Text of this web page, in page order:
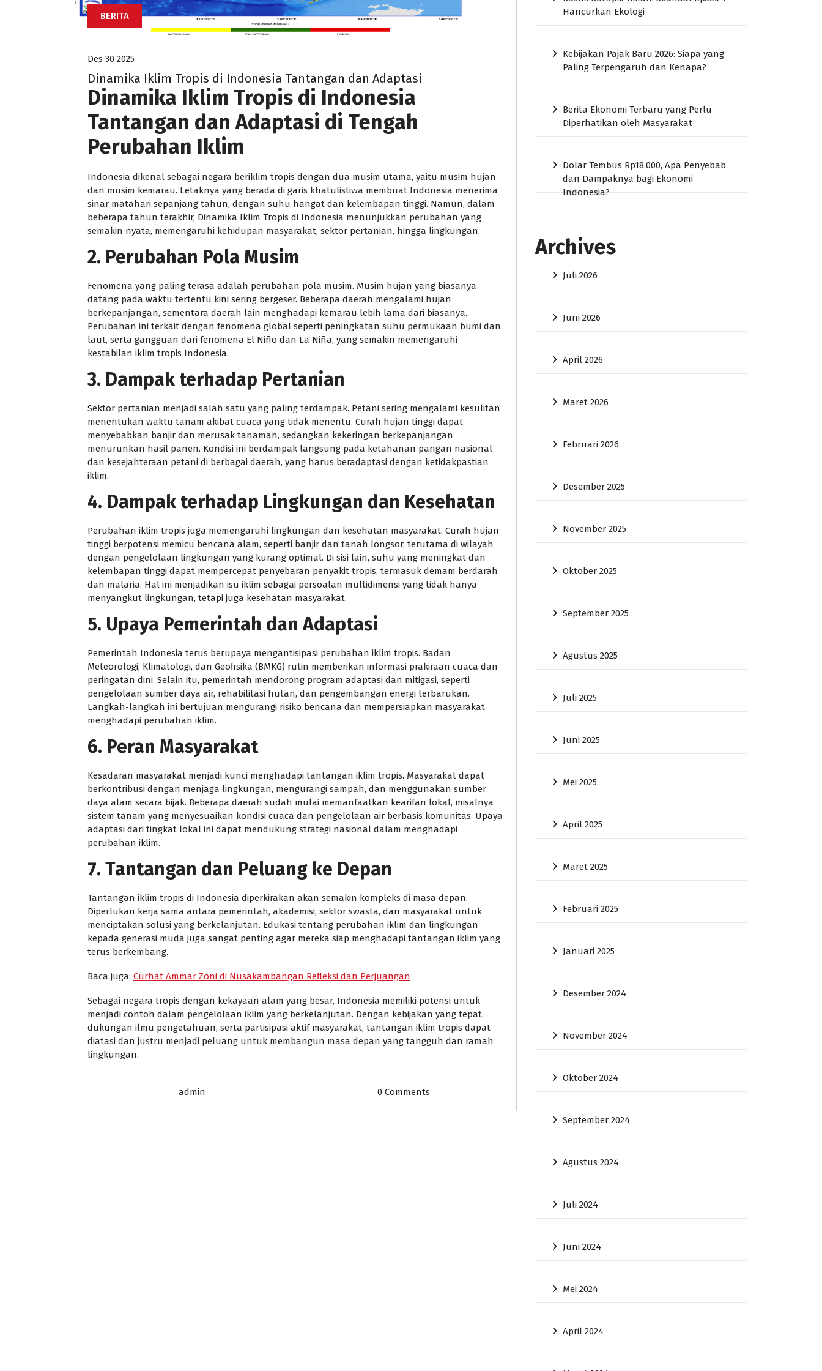
BERITA
Des 30 2025
Dinamika Iklim Tropis di Indonesia Tantangan dan Adaptasi
Dinamika Iklim Tropis di Indonesia
Tantangan dan Adaptasi di Tengah
Perubahan Iklim
Indonesia dikenal sebagai negara beriklim tropis dengan dua musim utama, yaitu musim hujan
dan musim kemarau. Letaknya yang berada di garis khatulistiwa membuat Indonesia menerima
sinar matahari sepanjang tahun, dengan suhu hangat dan kelembapan tinggi. Namun, dalam
beberapa tahun terakhir, Dinamika Iklim Tropis di Indonesia menunjukkan perubahan yang
semakin nyata, memengaruhi kehidupan masyarakat, sektor pertanian, hingga lingkungan.
2. Perubahan Pola Musim
Fenomena yang paling terasa adalah perubahan pola musim. Musim hujan yang biasanya
datang pada waktu tertentu kini sering bergeser. Beberapa daerah mengalami hujan
berkepanjangan, sementara daerah lain menghadapi kemarau lebih lama dari biasanya.
Perubahan ini terkait dengan fenomena global seperti peningkatan suhu permukaan bumi dan
laut, serta gangguan dari fenomena El Niño dan La Niña, yang semakin memengaruhi
kestabilan iklim tropis Indonesia.
3. Dampak terhadap Pertanian
Sektor pertanian menjadi salah satu yang paling terdampak. Petani sering mengalami kesulitan
menentukan waktu tanam akibat cuaca yang tidak menentu. Curah hujan tinggi dapat
menyebabkan banjir dan merusak tanaman, sedangkan kekeringan berkepanjangan
menurunkan hasil panen. Kondisi ini berdampak langsung pada ketahanan pangan nasional
dan kesejahteraan petani di berbagai daerah, yang harus beradaptasi dengan ketidakpastian
iklim.
4. Dampak terhadap Lingkungan dan Kesehatan
Perubahan iklim tropis juga memengaruhi lingkungan dan kesehatan masyarakat. Curah hujan
tinggi berpotensi memicu bencana alam, seperti banjir dan tanah longsor, terutama di wilayah
dengan pengelolaan lingkungan yang kurang optimal. Di sisi lain, suhu yang meningkat dan
kelembapan tinggi dapat mempercepat penyebaran penyakit tropis, termasuk demam berdarah
dan malaria. Hal ini menjadikan isu iklim sebagai persoalan multidimensi yang tidak hanya
menyangkut lingkungan, tetapi juga kesehatan masyarakat.
5. Upaya Pemerintah dan Adaptasi
Pemerintah Indonesia terus berupaya mengantisipasi perubahan iklim tropis. Badan
Meteorologi, Klimatologi, dan Geofisika (BMKG) rutin memberikan informasi prakiraan cuaca dan
peringatan dini. Selain itu, pemerintah mendorong program adaptasi dan mitigasi, seperti
pengelolaan sumber daya air, rehabilitasi hutan, dan pengembangan energi terbarukan.
Langkah-langkah ini bertujuan mengurangi risiko bencana dan mempersiapkan masyarakat
menghadapi perubahan iklim.
6. Peran Masyarakat
Kesadaran masyarakat menjadi kunci menghadapi tantangan iklim tropis. Masyarakat dapat
berkontribusi dengan menjaga lingkungan, mengurangi sampah, dan menggunakan sumber
daya alam secara bijak. Beberapa daerah sudah mulai memanfaatkan kearifan lokal, misalnya
sistem tanam yang menyesuaikan kondisi cuaca dan pengelolaan air berbasis komunitas. Upaya
adaptasi dari tingkat lokal ini dapat mendukung strategi nasional dalam menghadapi
perubahan iklim.
7. Tantangan dan Peluang ke Depan
Tantangan iklim tropis di Indonesia diperkirakan akan semakin kompleks di masa depan.
Diperlukan kerja sama antara pemerintah, akademisi, sektor swasta, dan masyarakat untuk
menciptakan solusi yang berkelanjutan. Edukasi tentang perubahan iklim dan lingkungan
kepada generasi muda juga sangat penting agar mereka siap menghadapi tantangan iklim yang
terus berkembang.
Baca juga: Curhat Ammar Zoni di Nusakambangan Refleksi dan Perjuangan
Sebagai negara tropis dengan kekayaan alam yang besar, Indonesia memiliki potensi untuk
menjadi contoh dalam pengelolaan iklim yang berkelanjutan. Dengan kebijakan yang tepat,
dukungan ilmu pengetahuan, serta partisipasi aktif masyarakat, tantangan iklim tropis dapat
diatasi dan justru menjadi peluang untuk membangun masa depan yang tangguh dan ramah
lingkungan.
admin 0 Comments
Hancurkan Ekologi
Kebijakan Pajak Baru 2026: Siapa yang
Paling Terpengaruh dan Kenapa?
Berita Ekonomi Terbaru yang Perlu
Diperhatikan oleh Masyarakat
Dolar Tembus Rp18.000, Apa Penyebab
dan Dampaknya bagi Ekonomi
Indonesia?
Archives
Juli 2026
Juni 2026
April 2026
Maret 2026
Februari 2026
Desember 2025
November 2025
Oktober 2025
September 2025
Agustus 2025
Juli 2025
Juni 2025
Mei 2025
April 2025
Maret 2025
Februari 2025
Januari 2025
Desember 2024
November 2024
Oktober 2024
September 2024
Agustus 2024
Juli 2024
Juni 2024
Mei 2024
April 2024